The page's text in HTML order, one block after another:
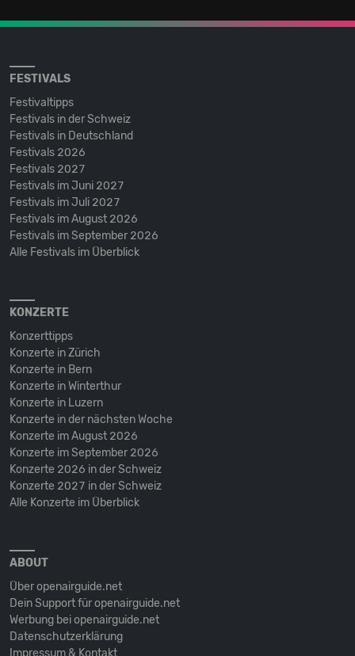
FESTIVALS
Festivaltipps
Festivals in der Schweiz
Festivals in Deutschland
Festivals 2026
Festivals 2027
Festivals im Juni 2027
Festivals im Juli 2027
Festivals im August 2026
Festivals im September 2026
Alle Festivals im Überblick
KONZERTE
Konzerttipps
Konzerte in Zürich
Konzerte in Bern
Konzerte in Winterthur
Konzerte in Luzern
Konzerte in der nächsten Woche
Konzerte im August 2026
Konzerte im September 2026
Konzerte 2026 in der Schweiz
Konzerte 2027 in der Schweiz
Alle Konzerte im Überblick
ABOUT
Über openairguide.net
Dein Support für openairguide.net
Werbung bei openairguide.net
Datenschutz­erklärung